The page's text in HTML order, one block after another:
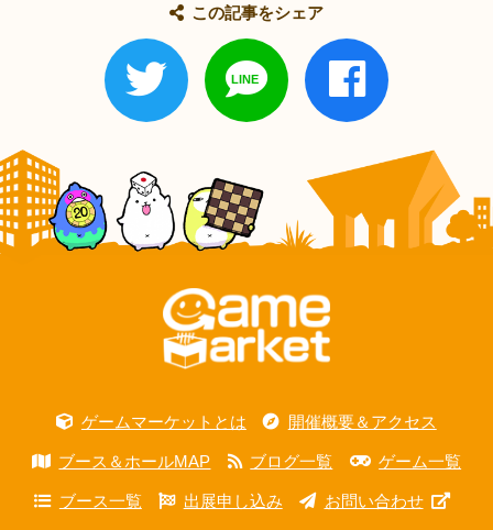
この記事をシェア
ゲームマーケットとは 開催概要＆アクセス
ブース＆ホールMAP ブログ一覧 ゲーム一覧
ブース一覧 出展申し込み お問い合わせ